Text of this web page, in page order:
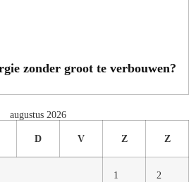
zonder groot te verbouwen?
augustus 2026
D V Z Z
1 2